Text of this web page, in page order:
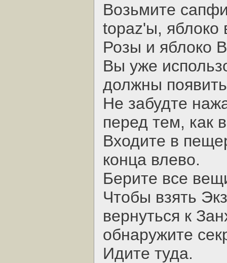
Возьмите
topaz'ы, яблоко
Розы и яблоко
Вы уже
должны
Hе забудте
перед тем, как
Входите в
конца влево.
Берите все
Чтобы взять
вернуться к
обнаружите
Идите туда.